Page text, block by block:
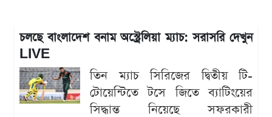
চলছে বাংলাদেশ বনাম অস্ট্রেলিয়া ম্যাচ: সরাসরি দেখুন
LIVE
তিন ম্যাচ সিরিজের দ্বিতীয় টি-
টোয়েন্টিতে টসে জিতে ব্যাটিংয়ের
সিদ্ধান্ত নিয়েছে সফরকারী